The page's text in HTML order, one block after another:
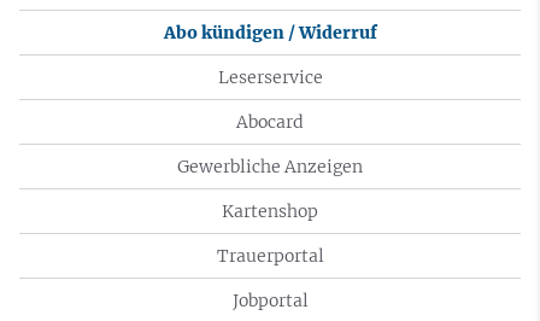
Abo kündigen / Widerruf
Leserservice
Abocard
Gewerbliche Anzeigen
Kartenshop
Trauerportal
Jobportal